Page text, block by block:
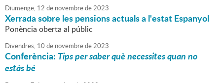
Diumenge, 12 de novembrede2023
Xerrada sobre les pensions actuals a l'estat Espanyol
Ponència oberta al públic
Divendres, 10 de novembrede2023
Conferència: Tips per saber què necessites quan no
estàs bé